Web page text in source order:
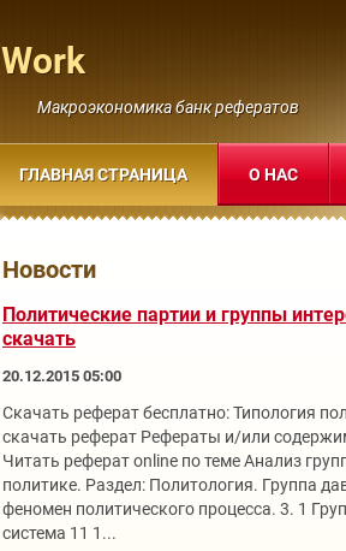
Work
Макроэкономика банк рефератов
Новости
Политические партии и группы
скачать
20.12.2015 05:00
Скачать реферат бесплатно: Типология
скачать реферат Рефераты и/или
Читать реферат online по теме Анализ
политике. Раздел: Политология. Группа
феномен политического процесса. 3. 1
система 11 1...
ГЛАВНАЯ СТРАНИЦА О НАС